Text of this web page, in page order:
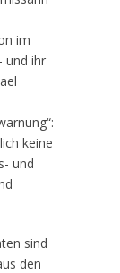
im
und ihr
keine
und
sind
den